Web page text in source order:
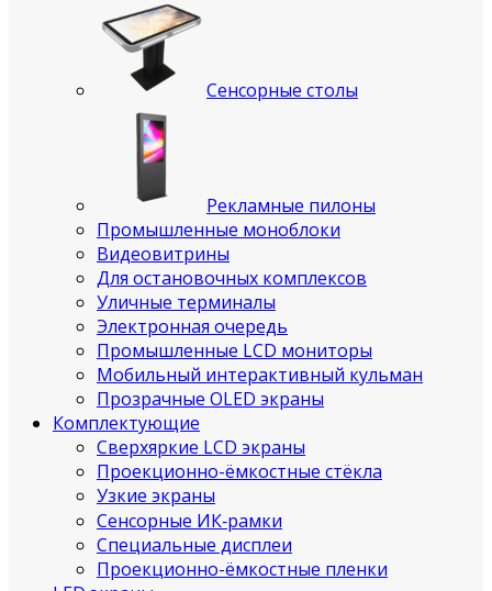
Сенсорные столы
Рекламные пилоны
Промышленные моноблоки
Видеовитрины
Для остановочных комплексов
Уличные терминалы
Электронная очередь
Промышленные LCD мониторы
Мобильный интерактивный кульман
Прозрачные OLED экраны
Комплектующие
Сверхяркие LCD экраны
Проекционно-ёмкостные стёкла
Узкие экраны
Сенсорные ИК‑рамки
Специальные дисплеи
Проекционно-ёмкостные пленки